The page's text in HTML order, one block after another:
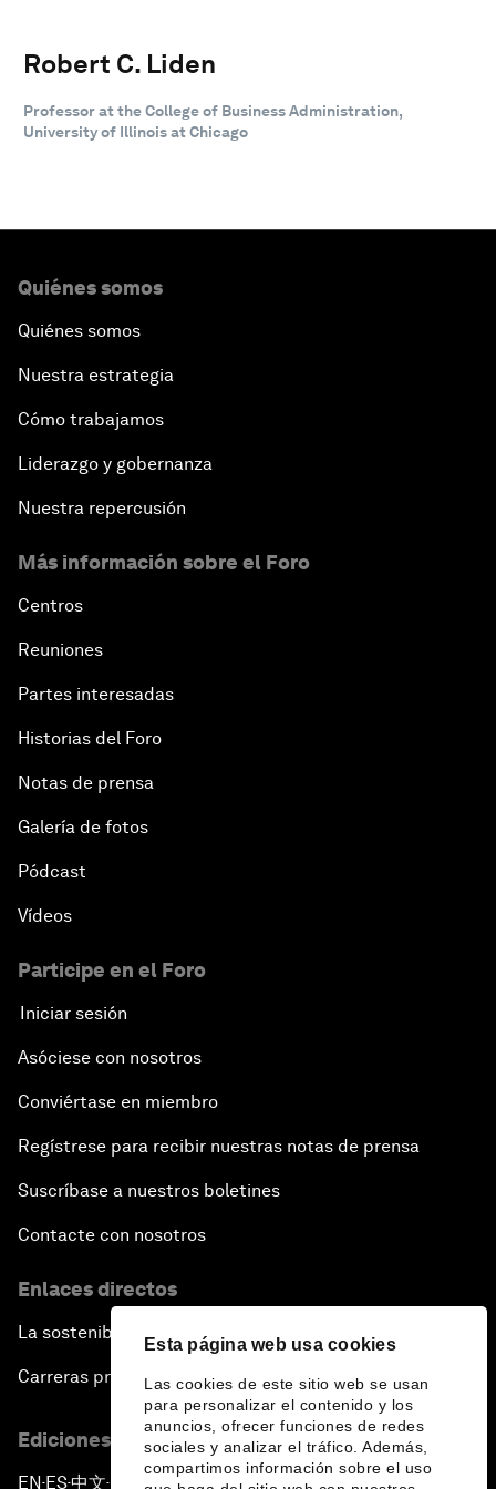
Esta página web usa cookies
Las cookies de este sitio web se usan
para personalizar el contenido y los
anuncios, ofrecer funciones de redes
sociales y analizar el tráfico. Además,
compartimos información sobre el uso
Robert C. Liden
Professor at the College of Business Administration,
University of Illinois at Chicago
Quiénes somos
Quiénes somos
Nuestra estrategia
Cómo trabajamos
Liderazgo y gobernanza
Nuestra repercusión
Más información sobre el Foro
Centros
Reuniones
Partes interesadas
Historias del Foro
Notas de prensa
Galería de fotos
Pódcast
Vídeos
Participe en el Foro
Iniciar sesión
Asóciese con nosotros
Conviértase en miembro
Regístrese para recibir nuestras notas de prensa
Suscríbase a nuestros boletines
Contacte con nosotros
Enlaces directos
La sostenibilidad en el Foro
Carreras profesionales
Ediciones en otros idiomas
EN ▪ES▪中文▪ 日本語